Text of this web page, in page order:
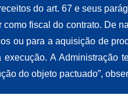
do art. 67 e seus
como fiscal do contrato. De
ou para a aquisição de
execução. A Administração
do objeto pactuado”,